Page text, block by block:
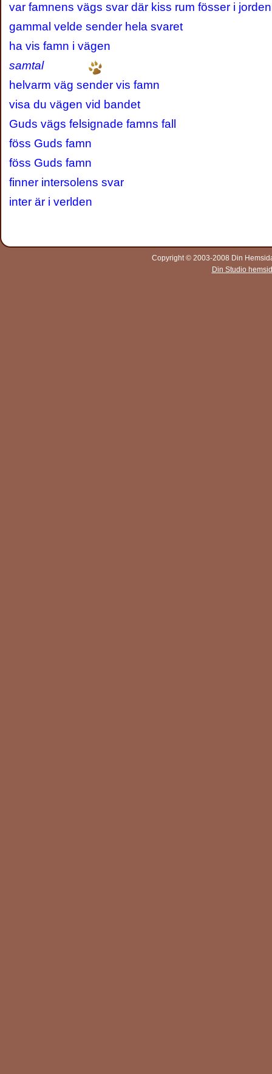
var famnens vägs svar där kiss rum fösser i jorden
gammal velde sender hela svaret
ha vis famn i vägen
samtal
helvarm väg sender vis famn
visa du vägen vid bandet
Guds vägs felsignade famns fall
föss Guds famn
föss Guds famn
finner intersolens svar
inter är i verlden
Copyright © 2003-2008 Din
Din Studio